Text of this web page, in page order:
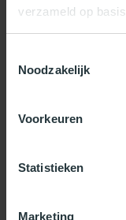
verzameld op
Noodzakelijk
Voorkeuren
Statistieken
Marketing
Wat ons écht
Gratis bezorging
wandig/